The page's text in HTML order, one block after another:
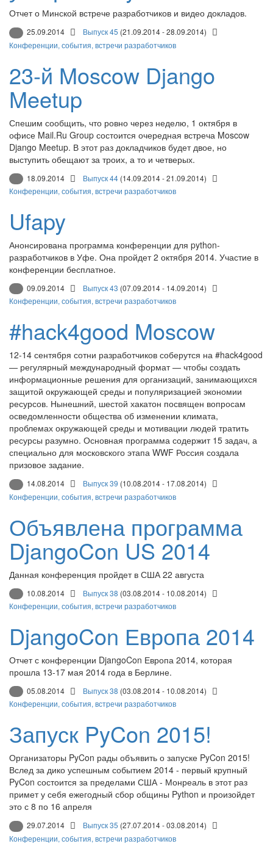
Отчет о Минской встрече разработчиков и видео докладов.
25.09.2014 Выпуск 45 (21.09.2014 - 28.09.2014)
Конференции, события, встречи разработчиков
23-й Moscow Django
Meetup
Спешим сообщить, что ровно через неделю, 1 октября в
офисе Mail.Ru Group состоится очередная встреча Moscow
Django Meetup. В этот раз докладчиков будет двое, но
выступить обещают за троих, а то и четверых.
18.09.2014 Выпуск 44 (14.09.2014 - 21.09.2014)
Конференции, события, встречи разработчиков
Ufapy
Анонсирована программа конференции для python-
разработчиков в Уфе. Она пройдет 2 октября 2014. Участие в
конференции бесплатное.
09.09.2014 Выпуск 43 (07.09.2014 - 14.09.2014)
Конференции, события, встречи разработчиков
#hack4good Moscow
12-14 сентября сотни разработчиков соберутся на #hack4good
— регулярный международный формат — чтобы создать
информационные решения для организаций, занимающихся
защитой окружающей среды и популяризацией экономии
ресурсов. Нынешний, шестой хакатон посвящен вопросам
осведомленности общества об изменении климата,
проблемах окружающей среды и мотивации людей тратить
ресурсы разумно. Основная программа содержит 15 задач, а
специально для московского этапа WWF Россия создала
призовое задание.
14.08.2014 Выпуск 39 (10.08.2014 - 17.08.2014)
Конференции, события, встречи разработчиков
Объявлена программа
DjangoCon US 2014
Данная конференция пройдет в США 22 августа
10.08.2014 Выпуск 38 (03.08.2014 - 10.08.2014)
Конференции, события, встречи разработчиков
DjangoCon Европа 2014
Отчет с конференции DjangoCon Европа 2014, которая
прошла 13-17 мая 2014 года в Берлине.
05.08.2014 Выпуск 38 (03.08.2014 - 10.08.2014)
Конференции, события, встречи разработчиков
Запуск PyCon 2015!
Организаторы PyCon рады объявить о запуске PyCon 2015!
Вслед за дико успешным событием 2014 - первый крупный
PyCon состоится за пределами США - Монреаль в этот раз
примет у себя ежегодный сбор общины Python и произойдет
это с 8 по 16 апреля
29.07.2014 Выпуск 35 (27.07.2014 - 03.08.2014)
Конференции, события, встречи разработчиков